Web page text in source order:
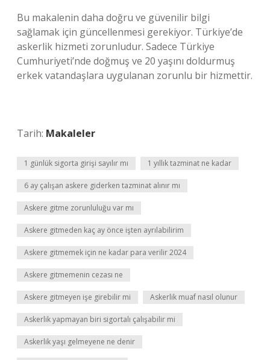
Bu makalenin daha doğru ve güvenilir bilgi
sağlamak için güncellenmesi gerekiyor. Türkiye’de
askerlik hizmeti zorunludur. Sadece Türkiye
Cumhuriyeti’nde doğmuş ve 20 yaşını doldurmuş
erkek vatandaşlara uygulanan zorunlu bir hizmettir.
Tarih: Makaleler
1 günlük sigorta girişi sayılır mı 1 yıllık tazminat ne kadar
6 ay çalışan askere giderken tazminat alınır mı
Askere gitme zorunluluğu var mı
Askere gitmeden kaç ay önce işten ayrılabilirim
Askere gitmemek için ne kadar para verilir 2024
Askere gitmemenin cezası ne
Askere gitmeyen işe girebilir mi Askerlik muaf nasıl olunur
Askerlik yapmayan biri sigortalı çalışabilir mi
Askerlik yaşı gelmeyene ne denir